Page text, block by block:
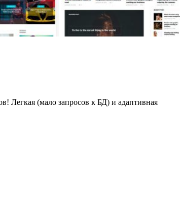
Легкая (мало запросов к БД) и адаптивная